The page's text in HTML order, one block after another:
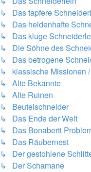
↳ Das tapfere
↳ Das heldenhafte
↳ Das kluge
↳ Die Söhne des
↳ Das betrogene
↳ klassische Missionen
↳ Alte Bekannte
↳ Alte Ruinen
↳ Beutelschneider
↳ Das Ende der Welt
↳ Das Bonaberti
↳ Das Räubernest
↳ Der gestohlene
↳ Der Schamane